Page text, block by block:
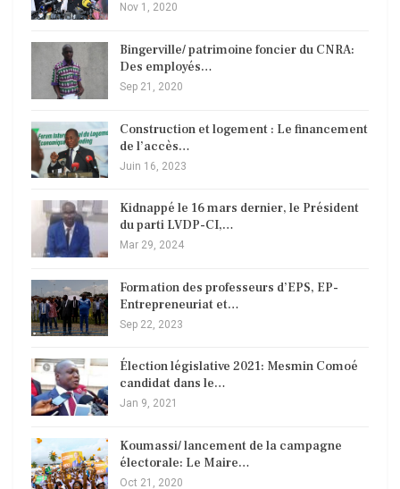
Nov 1, 2020
Bingerville/ patrimoine foncier du CNRA:
Des employés…
Sep 21, 2020
Construction et logement : Le financement
de l’accès…
Juin 16, 2023
Kidnappé le 16 mars dernier, le Président
du parti LVDP-CI,…
Mar 29, 2024
Formation des professeurs d’EPS, EP-
Entrepreneuriat et…
Sep 22, 2023
Élection législative 2021: Mesmin Comoé
candidat dans le…
Jan 9, 2021
Koumassi/ lancement de la campagne
électorale: Le Maire…
Oct 21, 2020